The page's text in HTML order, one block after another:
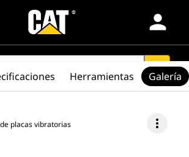
person
search
placas vibratorias more_vert
Herramientas Galería